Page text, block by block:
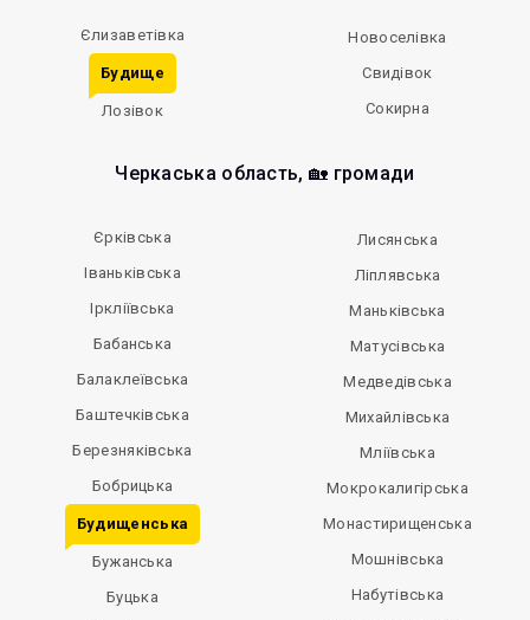
Єлизаветівка
Будище
Лозівок
Новоселівка
Свидівок
Сокирна
Черкаська область, 🏡 громади
Єрківська
Іваньківська
Іркліївська
Бабанська
Балаклеївська
Баштечківська
Березняківська
Бобрицька
Будищенська
Бужанська
Буцька
Лисянська
Ліплявська
Маньківська
Матусівська
Медведівська
Михайлівська
Мліївська
Мокрокалигірська
Монастирищенська
Мошнівська
Набутівська